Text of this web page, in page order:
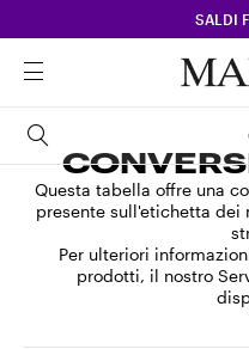
SALDI
Questa tabella offre una
presente sull'etichetta
Per ulteriori
prodotti, il nostro